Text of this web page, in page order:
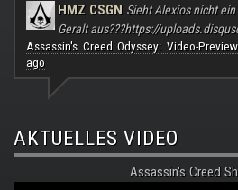
HMZ CSGN Sieht Alexios nicht
Geralt aus???https://
Assassin's Creed Odyssey: Video-
ago
AKTUELLES VIDEO
Assassin's Creed